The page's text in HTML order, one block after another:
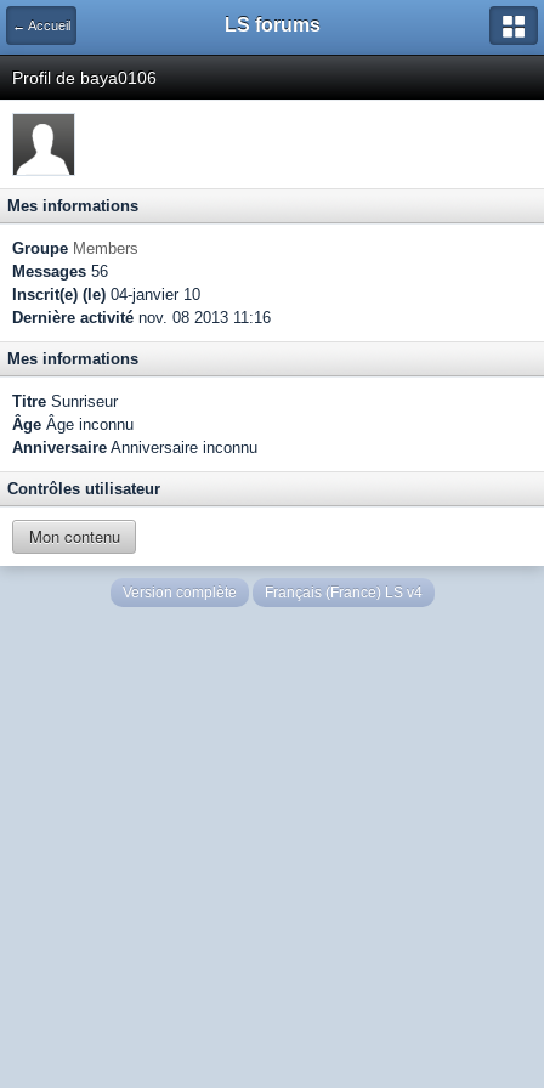
← Accueil LS forums
Profil de baya0106
Mes informations
Groupe Members
Messages 56
Inscrit(e) (le) 04-janvier 10
Dernière activité nov. 08 2013 11:16
Mes informations
Titre Sunriseur
Âge Âge inconnu
Anniversaire Anniversaire inconnu
Contrôles utilisateur
Mon contenu
Version complète Français (France) LS v4